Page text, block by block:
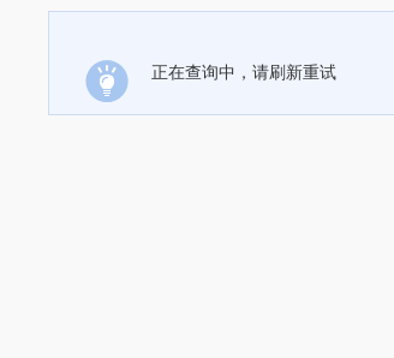
正在查询中，请刷新重试